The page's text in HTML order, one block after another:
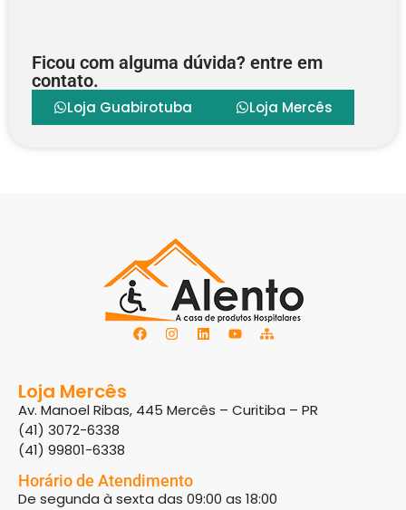
Ficou com alguma dúvida? entre em
contato.
Loja Guabirotuba Loja Mercês
Loja Mercês
Av. Manoel Ribas, 445 Mercês – Curitiba – PR
(41) 3072-6338
(41) 99801-6338
Horário de Atendimento
De segunda à sexta das 09:00 as 18:00